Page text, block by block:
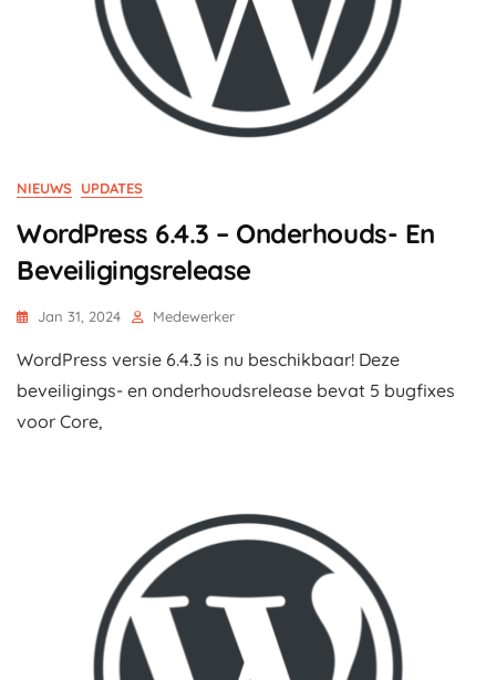
NIEUWS UPDATES
WordPress 6.4.3 – Onderhouds- En
Beveiligingsrelease
Jan 31, 2024 Medewerker
WordPress versie 6.4.3 is nu beschikbaar! Deze
beveiligings- en onderhoudsrelease bevat 5 bugfixes
voor Core,